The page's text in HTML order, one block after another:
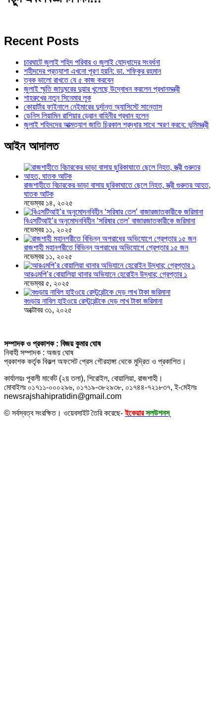
Recent Posts
চারঘাটে জুলাই শহিদ পরিবার ও জুলাই যোদ্ধাদের সংবর্ধনা
শহীদদের প্রত্যাশা এখনো পূরণ হয়নি: ডা. শফিকুর রহমান
ত্বক ভালো রাখতে যে ৫ কাজ করবেন
জুলাই স্মৃতি জাদুঘরের দুয়ার খুলেছে উদ্বোধন করলেন প্রধানমন্ত্রী
শাহরুখের নতুন সিনেমার লুক
কোয়ার্টার ফাইনালে নেইমারের দুর্দান্ত অ্যাসিস্টে সান্তোস
ডেনিস লিয়ামিন রাশিয়ার ড্রোন বাহিনীর প্রধান হলেন
জুলাই শহিদদের আত্মত্যাগ জাতি চিরকাল শ্রদ্ধার সাথে স্মরণ করবে: ভূমিমন্ত্রী
আইন আদালত
রাজশাহীতে বিচারকের ভাড়া বাসায় ছুরিকাঘাতে ছেলে নিহত, স্ত্রী গুরুতর আহত,
ঘাতক আটক
নভেম্বর ১৪, ২০২৫
বিএসটিআই’র অনুমোদনবিহীন ‘সরিষার তেল’ বাজারজাতকারীকে জরিমানা
নভেম্বর ১১, ২০২৫
রাজশাহী মহানগরীতে বিভিন্ন অপরাধের অভিযোগে গ্রেপ্তার ১৫ জন
নভেম্বর ১১, ২০২৫
আরএমপি’র বোয়ালিয়া থানার অভিযানে হেরোইন উদ্ধার; গ্রেপ্তার ১
নভেম্বর ৫, ২০২৫
বগুড়ায় নাবিল হাইওয়ে রেস্টুরেন্টকে দেড় লাখ টাকা জরিমানা
অক্টোবর ৩১, ২০২৫
সম্পাদক ও প্রকাশক : বিজয় কুমার ঘোষ
নিবাহী সম্পাদক : অজয় ঘোষ
প্রকাশক কর্তৃক বিকল্প অফসেট প্রেস গৌরহাঙ্গা থেকে মুদ্রিত ও প্রকাশিত।
কার্যালয়ঃ পূবালী মার্কেট (২য় তলা), শিরোইল, বোয়ালিয়া, রাজশাহী।
মোবাইলঃ ০১৭১১-০০০২৯৬, ০১৭১৯-৩৮২৯৩৮, ০১৭৪৪-৭২১৮৩৭, ই-মেইলঃ
newsrajshahipratidin@gmail.com
© সর্বস্বত্ব সংরক্ষিত। ওয়েবসাইট তৈরি করেছে-ইকেয়ার সলউশনস্